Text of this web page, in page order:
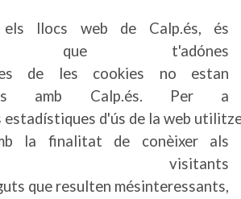
llocs web de Calp.és, és
que t'adónes
de les cookies no estan
amb Calp.és. Per a
d'ús de la web
la finalitat de conèixer als
visitants
que resulten mésinteressants,